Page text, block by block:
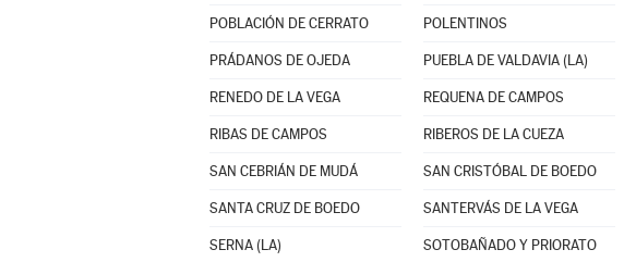
POBLACIÓN DE CERRATO POLENTINOS
PRÁDANOS DE OJEDA PUEBLA DE VALDAVIA (LA)
RENEDO DE LA VEGA REQUENA DE CAMPOS
RIBAS DE CAMPOS RIBEROS DE LA CUEZA
SAN CEBRIÁN DE MUDÁ SAN CRISTÓBAL DE BOEDO
SANTA CRUZ DE BOEDO SANTERVÁS DE LA VEGA
SERNA (LA) SOTOBAÑADO Y PRIORATO